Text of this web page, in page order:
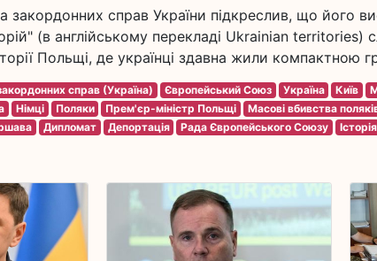
закордонних справ України підкреслив, що його
(в англійському перекладі Ukrainian territories)
Польщі, де українці здавна жили компактною
справ (Україна) Європейський Союз Україна Київ
Німці Поляки Прем'єр-міністр Польщі
Масові вбивства
Дипломат Депортація Рада Європейського Союзу Історія